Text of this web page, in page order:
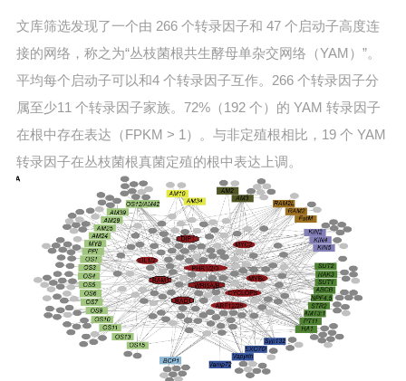
文库筛选发现了一个由 266 个转录因子和 47 个启动子高度连
接的网络，称之为“丛枝菌根共生酵母单杂交网络（YAM）”。
平均每个启动子可以和4 个转录因子互作。266 个转录因子分
属至少11 个转录因子家族。72%（192 个）的 YAM 转录因子
在根中存在表达（FPKM > 1）。与非定殖根相比，19 个 YAM
转录因子在丛枝菌根真菌定殖的根中表达上调。